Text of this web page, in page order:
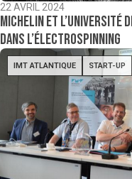
22 AVRIL 2024
Michelin et l’Université
dans l’électrospinning
IMT ATLANTIQUE START-UP